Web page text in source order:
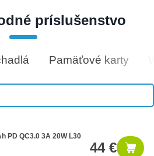
príslušenstvo
Pamäťové karty
search
PD QC3.0 3A 20W L30
44 €